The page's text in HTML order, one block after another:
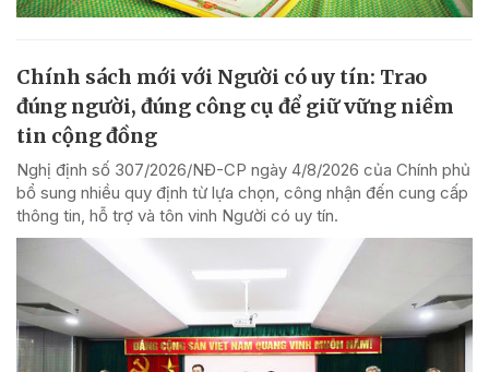
Chính sách mới với Người có uy tín: Trao
đúng người, đúng công cụ để giữ vững niềm
tin cộng đồng
Nghị định số 307/2026/NĐ-CP ngày 4/8/2026 của Chính phủ
bổ sung nhiều quy định từ lựa chọn, công nhận đến cung cấp
thông tin, hỗ trợ và tôn vinh Người có uy tín.